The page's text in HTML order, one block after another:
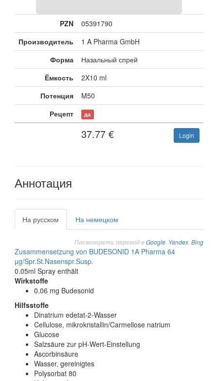
PZN
05391790
Производитель
1 A Pharma GmbH
Форма
Назальный спрей
Ёмкость
2X10 ml
Потенция
M50
Рецепт
да
37.77 € Login
Аннотация
На русском На немецком
Посмотреть перевод вGoogle Yandex Bing
Zusammensetzung von BUDESONID 1A Pharma 64
µg/Spr.St.Nasenspr.Susp.
0.05ml Spray enthält
Wirkstoffe
0.06 mg Budesonid
Hilfsstoffe
Dinatrium edetat-2-Wasser
Cellulose, mikrokristallin/Carmellose natrium
Glucose
Salzsäure zur pH-Wert-Einstellung
Ascorbinsäure
Wasser, gereinigtes
Polysorbat 80